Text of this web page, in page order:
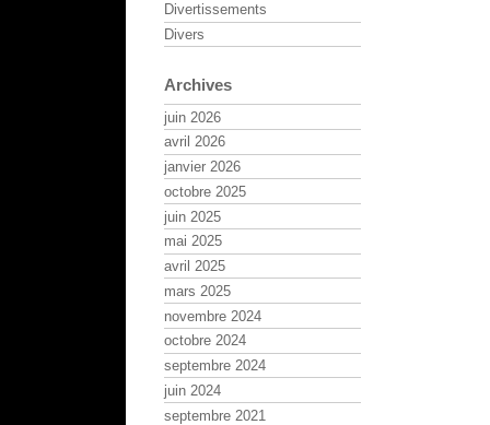
Divertissements
Divers
Archives
juin 2026
avril 2026
janvier 2026
octobre 2025
juin 2025
mai 2025
avril 2025
mars 2025
novembre 2024
octobre 2024
septembre 2024
juin 2024
septembre 2021